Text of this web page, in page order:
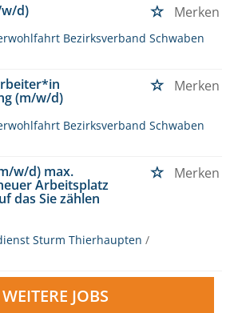
d) Merken
Bezirksverband Schwaben
(m/w/d)
Merken
Bezirksverband Schwaben
w/d) max.
Arbeitsplatz
das Sie zählen
Merken
Sturm Thierhaupten /
WEITERE JOBS